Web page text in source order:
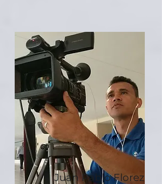
Juan Pablo Florez